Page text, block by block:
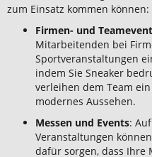
zum Einsatz kommen können:
Firmen- und
Mitarbeitenden bei
Sportveranstaltungen
indem Sie Sneaker
verleihen dem Team
modernes Aussehen.
Messen und Events:
Veranstaltungen
dafür sorgen, dass Ihre